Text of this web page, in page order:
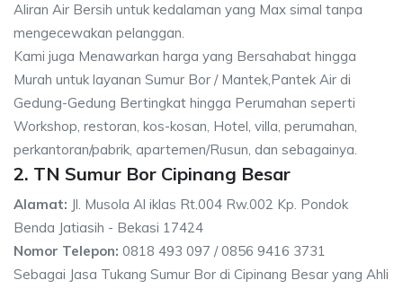
Aliran Air Bersih untuk kedalaman yang Max simal tanpa
mengecewakan pelanggan.
Kami juga Menawarkan harga yang Bersahabat hingga
Murah untuk layanan Sumur Bor / Mantek,Pantek Air di
Gedung-Gedung Bertingkat hingga Perumahan seperti
Workshop, restoran, kos-kosan, Hotel, villa, perumahan,
perkantoran/pabrik, apartemen/Rusun, dan sebagainya.
2. TN Sumur Bor Cipinang Besar
Alamat: Jl. Musola Al iklas Rt.004 Rw.002 Kp. Pondok
Benda Jatiasih - Bekasi 17424
Nomor Telepon: 0818 493 097 / 0856 9416 3731
Sebagai Jasa Tukang Sumur Bor di Cipinang Besar yang Ahli